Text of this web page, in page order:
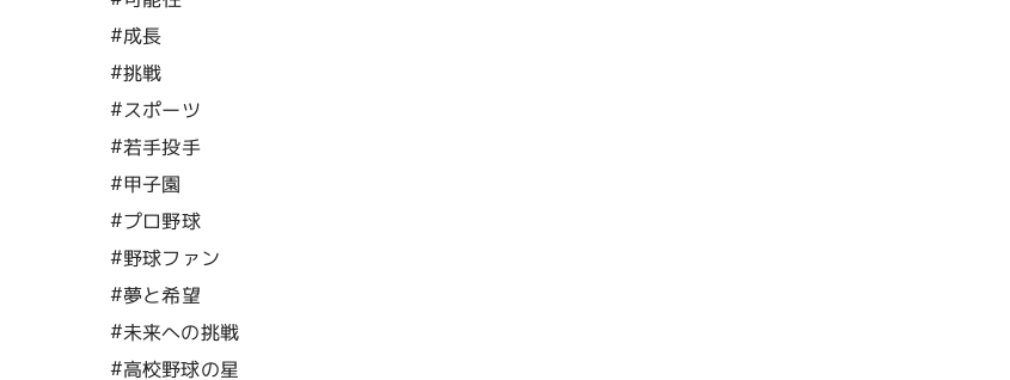
#成長
#挑戦
#スポーツ
#若手投手
#甲子園
#プロ野球
#野球ファン
#夢と希望
#未来への挑戦
#高校野球の星